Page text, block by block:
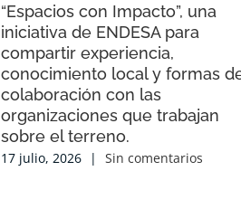
“Espacios con Impacto”, una
iniciativa de ENDESA para
compartir experiencia,
conocimiento local y formas
colaboración con las
organizaciones que trabajan
sobre el terreno.
17 julio, 2026 | Sin comentarios